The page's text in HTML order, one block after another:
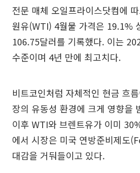
전문 매체 오일프라이스닷컴에
원유(WTI) 4월물 가격은 19.1%
106.75달러를 기록했다. 이는
수준이며 4년 만에 최고치다.
비트코인처럼 자체적인 현금 흐
장의 유동성 환경에 크게 영향을
이후 WTI와 브렌트유가 이미
에서 시장은 미국 연방준비제도
대감을 거둬들이고 있다.